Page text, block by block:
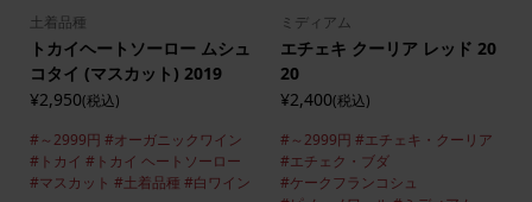
土着品種
トカイヘートソーロー ムシュ
コタイ (マスカット) 2019
¥2,950(税込)
#～2999円 #オーガニックワイン
#トカイ #トカイ ヘートソーロー
#マスカット #土着品種 #白ワイン
ミディアム
エチェキ クーリア レッド 20
20
¥2,400(税込)
#～2999円 #エチェキ・クーリア
#エチェク・ブダ
#ケークフランコシュ